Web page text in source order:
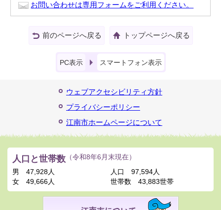
お問い合わせは専用フォームをご利用ください。
前のページへ戻る トップページへ戻る
PC表示 スマートフォン表示
ウェブアクセシビリティ方針
プライバシーポリシー
江南市ホームページについて
人口と世帯数 （令和8年6月末現在）
男
47,928人
女
49,666人
人口
97,594人
世帯数
43,883世帯